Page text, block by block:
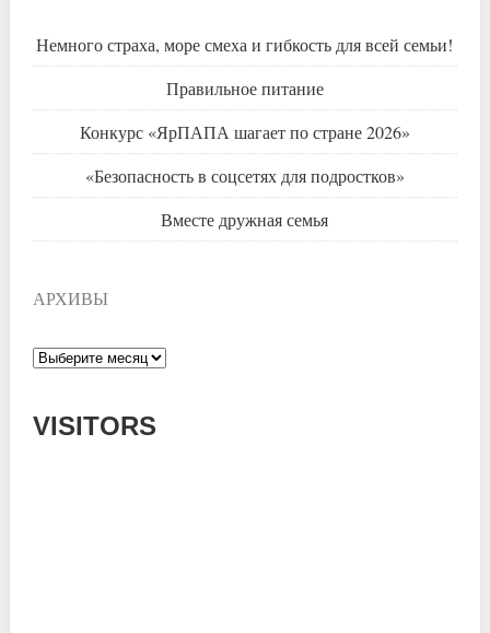
Немного страха, море смеха и гибкость для всей семьи!
Правильное питание
Конкурс «ЯрПАПА шагает по стране 2026»
«Безопасность в соцсетях для подростков»
Вместе дружная семья
АРХИВЫ
Архивы
VISITORS